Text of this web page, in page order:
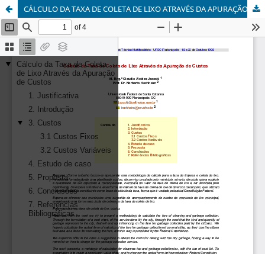
CÁLCULO DA TAXA DE COLETA DE LIXO ATRAVÉS DA APURAÇÃO DE CUSTOS